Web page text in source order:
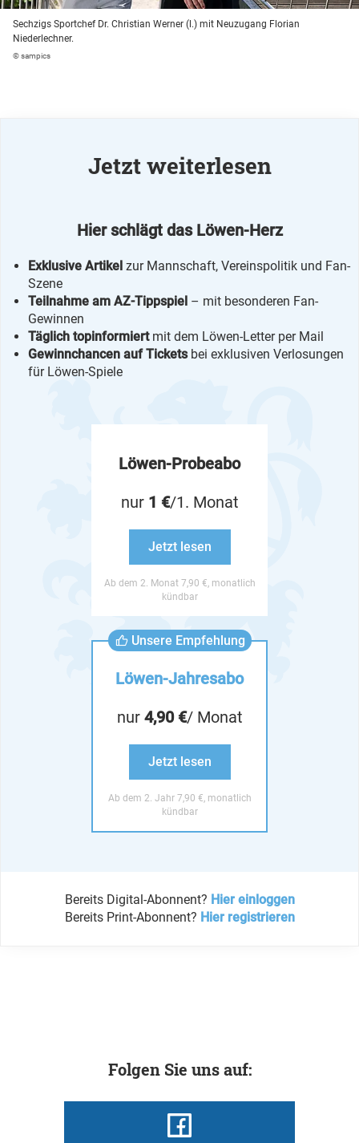
Sechzigs Sportchef Dr. Christian Werner (l.) mit Neuzugang Florian
Niederlechner.
© sampics
Jetzt weiterlesen
Hier schlägt das Löwen-Herz
Exklusive Artikel zur Mannschaft, Vereinspolitik und Fan-
Szene
Teilnahme am AZ-Tippspiel – mit besonderen Fan-
Gewinnen
Täglich topinformiertmit dem Löwen-Letter per Mail
Gewinnchancen auf Ticketsbei exklusiven Verlosungen
für Löwen-Spiele
Löwen-Probeabo
nur 1 €/1. Monat
Jetzt lesen
Ab dem 2. Monat 7,90 €, monatlich
kündbar
Unsere Empfehlung
Löwen-Jahresabo
nur 4,90 €/ Monat
Jetzt lesen
Ab dem 2. Jahr 7,90 €, monatlich
kündbar
Bereits Digital-Abonnent? Hier einloggen
Bereits Print-Abonnent? Hier registrieren
Folgen Sie uns auf: